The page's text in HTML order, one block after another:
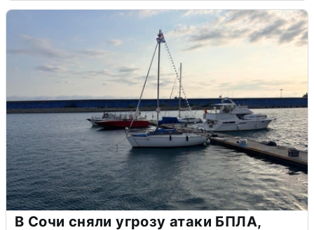
В Сочи сняли угрозу атаки БПЛА,